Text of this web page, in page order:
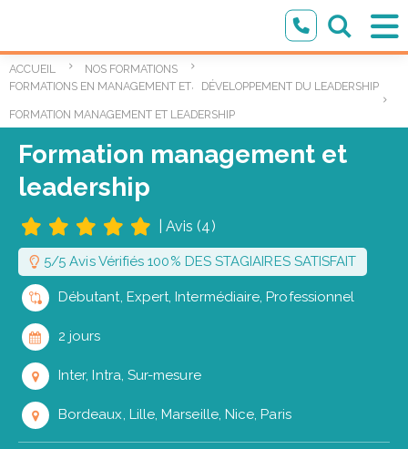
ACCUEIL
NOS FORMATIONS
FORMATIONS EN MANAGEMENT ET LEADERSHIP
, DÉVELOPPEMENT DU LEADERSHIP
FORMATION MANAGEMENT ET LEADERSHIP
Formation management et
leadership
Avis (4)
5/5 Avis Vérifiés 100% DES STAGIAIRES SATISFAIT
Débutant, Expert, Intermédiaire, Professionnel
2 jours
Inter, Intra, Sur-mesure
Bordeaux, Lille, Marseille, Nice, Paris